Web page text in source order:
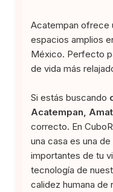
Acatempan ofrece
espacios amplios
México. Perfecto
de vida más
Si estás buscando
Acatempan,
correcto. En
una casa es una
importantes de tu
tecnología de
calidez humana de